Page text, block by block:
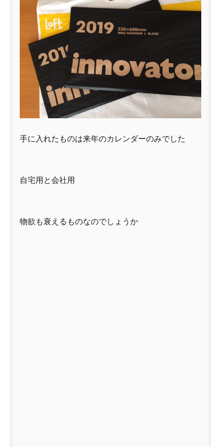
手に入れたものは来年のカレンダーのみでした
自宅用と会社用
物欲も衰えるものなのでしょうか